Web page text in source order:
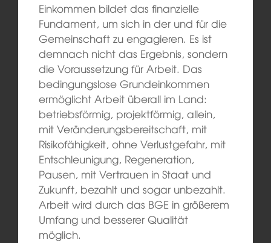
Einkommen bildet das finanzielle
Fundament, um sich in der und für die
Gemeinschaft zu engagieren. Es ist
demnach nicht das Ergebnis, sondern
die Voraussetzung für Arbeit. Das
bedingungslose Grundeinkommen
ermöglicht Arbeit überall im Land:
betriebsförmig, projektförmig, allein,
mit Veränderungsbereitschaft, mit
Risikofähigkeit, ohne Verlustgefahr, mit
Entschleunigung, Regeneration,
Pausen, mit Vertrauen in Staat und
Zukunft, bezahlt und sogar unbezahlt.
Arbeit wird durch das BGE in größerem
Umfang und besserer Qualität
möglich.